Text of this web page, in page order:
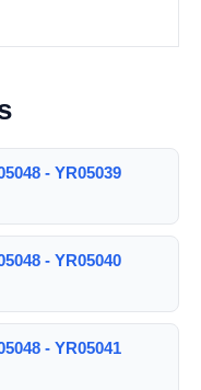
- YR05039
- YR05040
- YR05041